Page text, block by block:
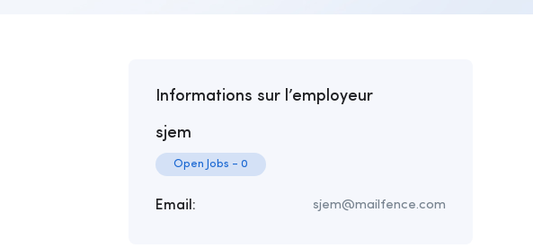
Informations sur l’employeur
sjem
Open Jobs - 0
Email: sjem@mailfence.com